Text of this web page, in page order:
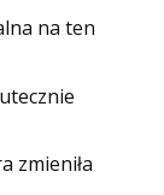
na ten
zmieniła